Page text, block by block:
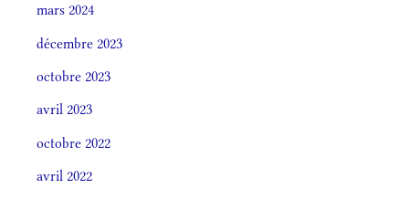
mars 2024
décembre 2023
octobre 2023
avril 2023
octobre 2022
avril 2022